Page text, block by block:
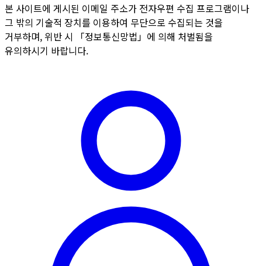
본 사이트에 게시된 이메일 주소가 전자우편 수집 프로그램이나
그 밖의 기술적 장치를 이용하여 무단으로 수집되는 것을
거부하며, 위반 시 「정보통신망법」에 의해 처벌됨을
유의하시기 바랍니다.